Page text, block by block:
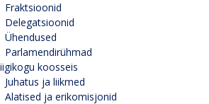
Fraktsioonid
Delegatsioonid
Ühendused
Parlamendirühmad
koosseis
Juhatus ja liikmed
Alatised ja erikomisjonid